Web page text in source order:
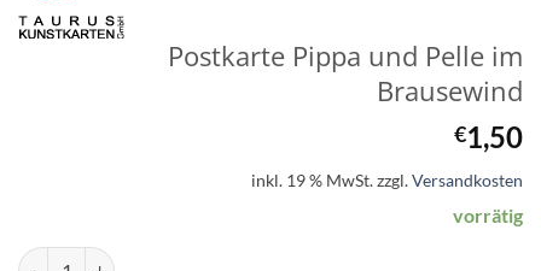
Postkarte Pippa und Pelle im
Brausewind
€1,50
inkl. 19 % MwSt.zzgl.Versandkosten
vorrätig
Postkarte Pippa und Pelle im Brausewind Menge